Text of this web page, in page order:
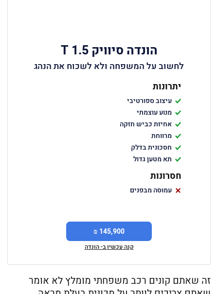
הונדה סיוויק 1.5 T
לחשוב על המשפחה ולא לשכוח את הנהג
יתרונות
עיצוב ספורטיבי
מנוע עוצמתי
אחיזת כביש חזקה
מרווחת
חסכונית בדלק
תא מטען גדול
חסרונות
עמוסה מבפנים
145,900 ₪
קנה עכשיו ב- הונדה
זה שאתם קונים רכב משפחתי מומלץ לא אומר